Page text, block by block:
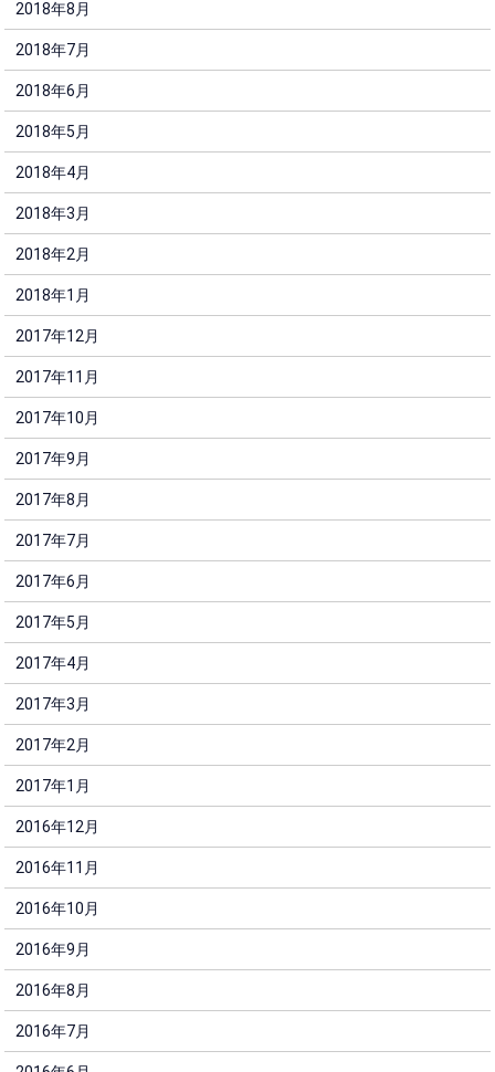
2018年8月
2018年7月
2018年6月
2018年5月
2018年4月
2018年3月
2018年2月
2018年1月
2017年12月
2017年11月
2017年10月
2017年9月
2017年8月
2017年7月
2017年6月
2017年5月
2017年4月
2017年3月
2017年2月
2017年1月
2016年12月
2016年11月
2016年10月
2016年9月
2016年8月
2016年7月